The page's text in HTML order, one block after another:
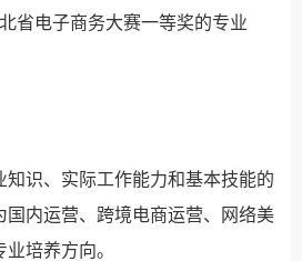
省电子商务大赛一等奖的专业
知识、实际工作能力和基本技能的
国内运营、跨境电商运营、网络美
培养方向。